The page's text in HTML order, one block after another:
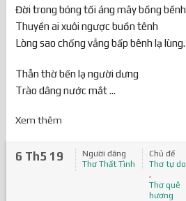
Đời trong bóng tối áng mây bồng bềnh
Thuyền ai xuôi ngược buồn tênh
Lòng sao chống vắng bấp bênh lạ lùng.
Thẫn thờ bến lạ người dưng
Trào dâng nước mắt ...
Xem thêm
6 Th5 19
Người đăng
Thơ Thất Tình
Chủ đề
Thơ tự do
,
Thơ quê
hương